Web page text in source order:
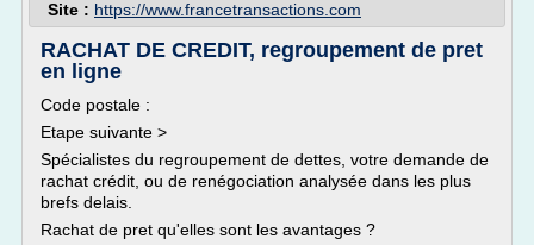
Site : https://www.francetransactions.com
RACHAT DE CREDIT, regroupement de pret
en ligne
Code postale :
Etape suivante >
Spécialistes du regroupement de dettes, votre demande de
rachat crédit, ou de renégociation analysée dans les plus
brefs delais.
Rachat de pret qu'elles sont les avantages ?